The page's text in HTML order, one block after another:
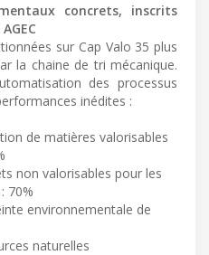
concrets, inscrits
sur Cap Valo 35 plus
la chaine de tri mécanique.
des processus
inédites :
de matières valorisables
non valorisables pour les
70%
environnementale de
naturelles